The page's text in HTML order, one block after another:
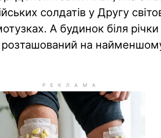
солдатів у Другу
А будинок біля річки
на